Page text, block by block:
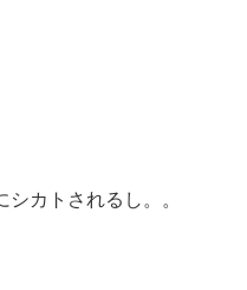
カトされるし。。